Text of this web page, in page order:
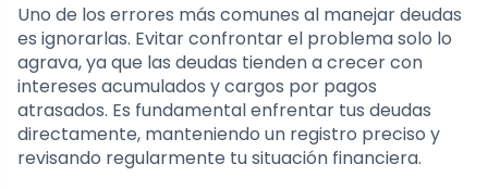
Uno de los errores más comunes al manejar deudas
es ignorarlas. Evitar confrontar el problema solo lo
agrava, ya que las deudas tienden a crecer con
intereses acumulados y cargos por pagos
atrasados. Es fundamental enfrentar tus deudas
directamente, manteniendo un registro preciso y
revisando regularmente tu situación financiera.